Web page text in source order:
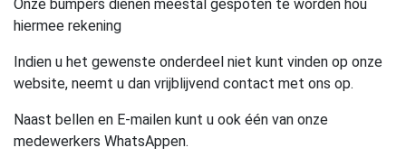
Onze bumpers dienen meestal gespoten te worden hou
hiermee rekening
Indien u het gewenste onderdeel niet kunt vinden op onze
website, neemt u dan vrijblijvend contact met ons op.
Naast bellen en E-mailen kunt u ook één van onze
medewerkers WhatsAppen.